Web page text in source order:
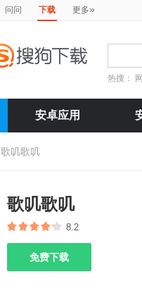
问问 下载 更多»
热搜：
安卓应用
歌叽歌叽
歌叽歌叽
8.2
免费下载